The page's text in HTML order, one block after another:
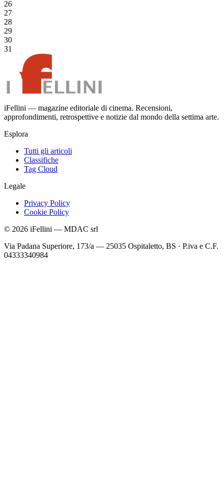
26
27
28
29
30
31
iFellini — magazine editoriale di cinema. Recensioni,
approfondimenti, retrospettive e notizie dal mondo della settima arte.
Esplora
Tutti gli articoli
Classifiche
Tag Cloud
Legale
Privacy Policy
Cookie Policy
© 2026 iFellini — MDAC srl
Via Padana Superiore, 173/a — 25035 Ospitaletto, BS · P.iva e C.F.
04333340984